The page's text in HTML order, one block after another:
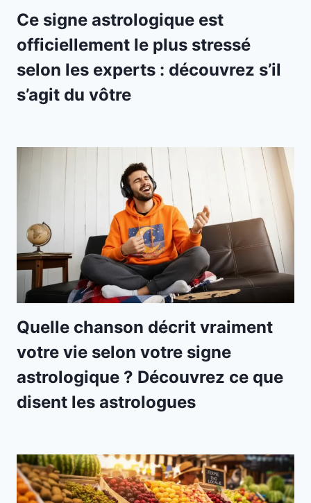
Ce signe astrologique est
officiellement le plus stressé
selon les experts : découvrez s’il
s’agit du vôtre
Quelle chanson décrit vraiment
votre vie selon votre signe
astrologique ? Découvrez ce que
disent les astrologues